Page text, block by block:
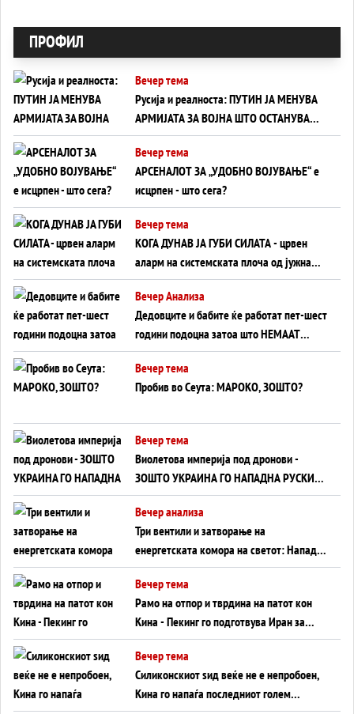
ПРОФИЛ
Вечер тема
Русија и реалноста: ПУТИН ЈА МЕНУВА
АРМИЈАТА ЗА ВОЈНА ШТО ОСТАНУВА
БЕЗ ФРОНТ
Вечер тема
АРСЕНАЛОТ ЗА „УДОБНО ВОЈУВАЊЕ“ е
исцрпен - што сега?
Вечер тема
КОГА ДУНАВ ЈА ГУБИ СИЛАТА - црвен
аларм на системската плоча од јужна
Германија до Црното Море...
Вечер Анализа
Дедовците и бабите ќе работат пет-шест
години подоцна затоа што НЕМААТ
ВНУЦИ ДА ГИ ЗАМЕНАТ
Вечер тема
Пробив во Сеута: МАРОКО, ЗОШТО?
Вечер тема
Виолетова империја под дронови -
ЗОШТО УКРАИНА ГО НАПАДНА РУСКИОТ
WILDBERRIES
Вечер анализа
Три вентили и затворање на
енергетската комора на светот: Нападот
во Суец најавува глобален енергетски
инфаркт?
Вечер тема
Рамо на отпор и тврдина на патот кон
Кина - Пекинг го подготвува Иран за
американска копнена инвазија
Вечер тема
Силиконскиот ѕид веќе не е непробоен,
Кина го напаѓа последниот голем